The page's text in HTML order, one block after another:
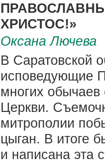
ХРИСТОС!»
Оксана Лючева
В Саратовской
исповедующие
многих обычаев
Церкви.
митрополии
цыган. В итоге
и написана эта